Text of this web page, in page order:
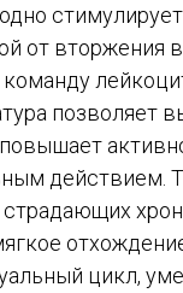
от вторжения
позволяет
действием.
цикл,